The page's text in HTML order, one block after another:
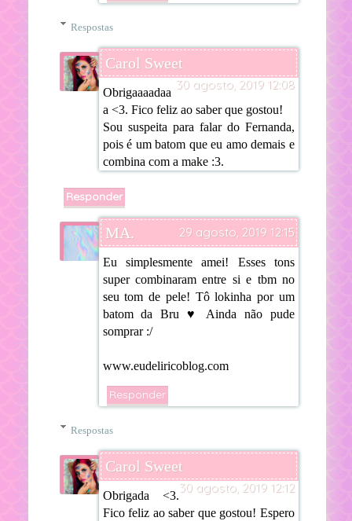
Respostas
Carol Sweet
30 agosto, 2019 12:08
Obrigaaaadaa
a <3. Fico feliz ao saber que gostou!
Sou suspeita para falar do Fernanda,
pois é um batom que eu amo demais e
combina com a make :3.
Responder
MA. 29 agosto, 2019 12:15
Eu simplesmente amei! Esses tons
super combinaram entre si e tbm no
seu tom de pele! Tô lokinha por um
batom da Bru ♥ Ainda não pude
somprar :/
www.eudeliricoblog.com
Responder
Respostas
Carol Sweet
30 agosto, 2019 12:12
Obrigada <3.
Fico feliz ao saber que gostou! Espero